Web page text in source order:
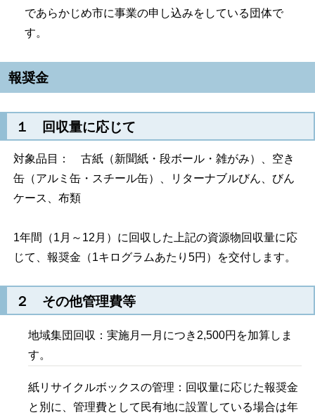
であらかじめ市に事業の申し込みをしている団体で
す。
報奨金
１ 回収量に応じて
対象品目： 古紙（新聞紙・段ボール・雑がみ）、空き
缶（アルミ缶・スチール缶）、リターナブルびん、びん
ケース、布類
1年間（1月～12月）に回収した上記の資源物回収量に応
じて、報奨金（1キログラムあたり5円）を交付します。
２ その他管理費等
地域集団回収：実施月一月につき2,500円を加算しま
す。
紙リサイクルボックスの管理：回収量に応じた報奨金
と別に、管理費として民有地に設置している場合は年